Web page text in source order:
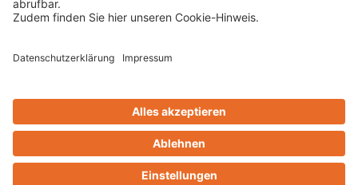
www.bimobject.com
ausschreiben.de
Design & Code ❤zwetschke
Technikchat